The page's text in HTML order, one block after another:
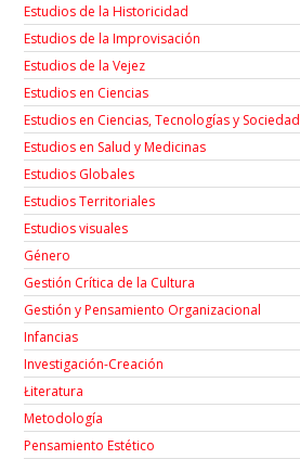
Estudios de la Historicidad
Estudios de la Improvisación
Estudios de la Vejez
Estudios en Ciencias
Estudios en Ciencias, Tecnologías y Sociedad
Estudios en Salud y Medicinas
Estudios Globales
Estudios Territoriales
Estudios visuales
Género
Gestión Crítica de la Cultura
Gestión y Pensamiento Organizacional
Infancias
Investigación-Creación
Łiteratura
Metodología
Pensamiento Estético